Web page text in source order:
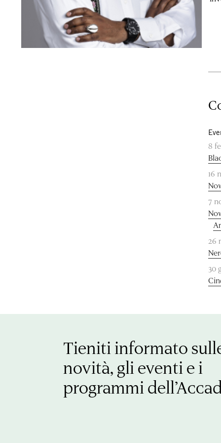
8
16
7
26
30
Tieniti informato
novità, gli eventi e i
programmi